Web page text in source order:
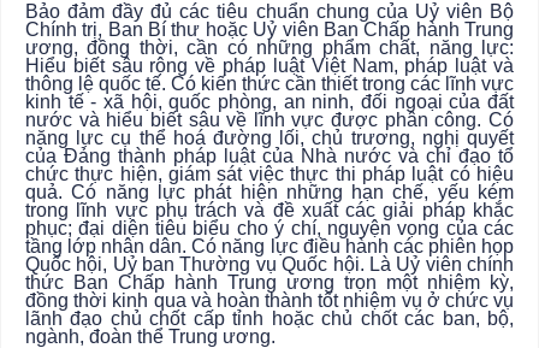
Bảo đảm đầy đủ các tiêu chuẩn chung của Uỷ viên Bộ
Chính trị, Ban Bí thư hoặc Uỷ viên Ban Chấp hành Trung
ương, đồng thời, cần có những phẩm chất, năng lực:
Hiểu biết sâu rộng về pháp luật Việt Nam, pháp luật và
thông lệ quốc tế. Có kiến thức cần thiết trong các lĩnh vực
kinh tế - xã hội, quốc phòng, an ninh, đối ngoại của đất
nước và hiểu biết sâu về lĩnh vực được phân công. Có
năng lực cụ thể hoá đường lối, chủ trương, nghị quyết
của Đảng thành pháp luật của Nhà nước và chỉ đạo tổ
chức thực hiện, giám sát việc thực thi pháp luật có hiệu
quả. Có năng lực phát hiện những hạn chế, yếu kém
trong lĩnh vực phụ trách và đề xuất các giải pháp khắc
phục; đại diện tiêu biểu cho ý chí, nguyện vọng của các
tầng lớp nhân dân. Có năng lực điều hành các phiên họp
Quốc hội, Uỷ ban Thường vụ Quốc hội. Là Uỷ viên chính
thức Ban Chấp hành Trung ương trọn một nhiệm kỳ,
đồng thời kinh qua và hoàn thành tốt nhiệm vụ ở chức vụ
lãnh đạo chủ chốt cấp tỉnh hoặc chủ chốt các ban, bộ,
ngành, đoàn thể Trung ương.